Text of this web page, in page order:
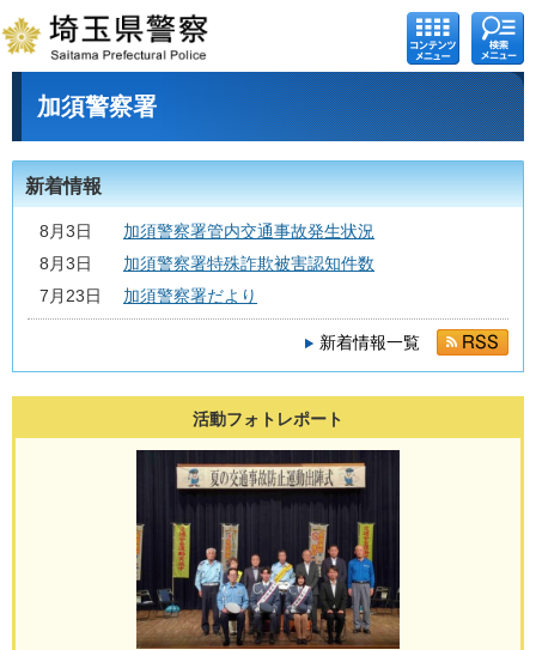
コンテ
ンツメ
ニュー
検索メ
ニュー
加須警察署
新着情報
8月3日
加須警察署管内交通事故発生状況
8月3日
加須警察署特殊詐欺被害認知件数
7月23日
加須警察署だより
新着情報一覧
活動フォトレポート